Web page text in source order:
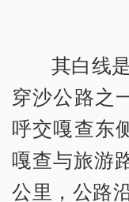
其白线
穿沙公路之
呼交嘎查东
嘎查与旅游
公里，公路